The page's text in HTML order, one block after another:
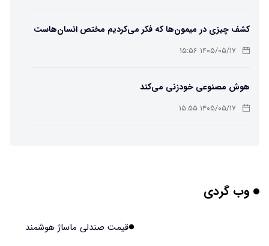
کشف چیزی در میمون‌ها که فکر می‌کردیم مختص انسان‌هاست
۱۴۰۵/۰۵/۱۷ ۱۵:۵۶
هوش مصنوعی خودزنی می‌کند
۱۴۰۵/۰۵/۱۷ ۱۵:۵۵
این زن پس از حمله صرع، قدرت عجیبی به دست آورده است
وب گردی
قیمت صندلی ماساژ هوشمند